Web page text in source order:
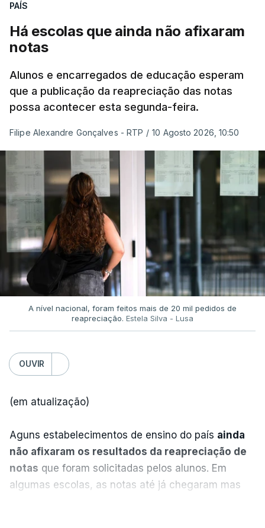
PAÍS
Há escolas que ainda não afixaram
notas
Alunos e encarregados de educação esperam
que a publicação da reapreciação das notas
possa acontecer esta segunda-feira.
Filipe Alexandre Gonçalves - RTP / 10 Agosto 2026, 10:50
A nível nacional, foram feitos mais de 20 mil pedidos de
reapreciação. Estela Silva - Lusa
OUVIR
(em atualização)
Aguns estabelecimentos de ensino do país ainda
não afixaram os resultados da reapreciação de
notas que foram solicitadas pelos alunos. Em
algumas escolas, as notas até já chegaram mas